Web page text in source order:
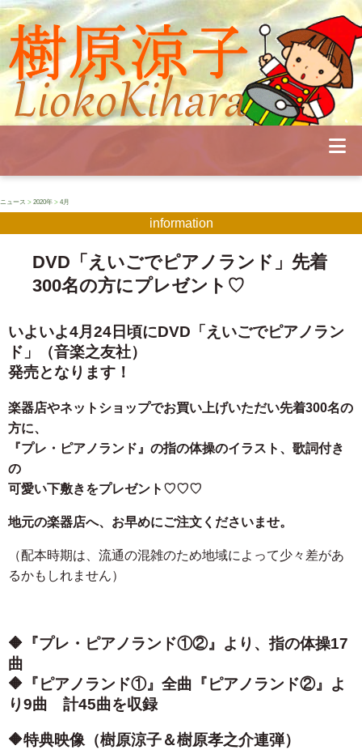
Profile
Concert
Seminar
Diary
Contact
School
ニュース > 2020年 > 4月
information
DVD「えいごでピアノランド」先着
300名の方にプレゼント♡
いよいよ4月24日頃にDVD「えいごでピアノラン
ド」（音楽之友社）
発売となります！
楽器店やネットショップでお買い上げいただい先着300名の
方に、
『プレ・ピアノランド』の指の体操のイラスト、歌詞付き
の
可愛い下敷きをプレゼント♡♡♡
地元の楽器店へ、お早めにご注文くださいませ。
（配本時期は、流通の混雑のため地域によって少々差があ
るかもしれません）
🔶『プレ・ピアノランド①②』より、指の体操17
曲
🔶『ピアノランド①』全曲『ピアノランド②』よ
り9曲 計45曲を収録
🔶特典映像（樹原涼子＆樹原孝之介連弾）